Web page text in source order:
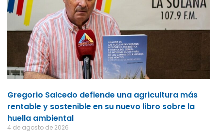
Gregorio Salcedo defiende una agricultura más
rentable y sostenible en su nuevo libro sobre la
huella ambiental
4 de agosto de 2026